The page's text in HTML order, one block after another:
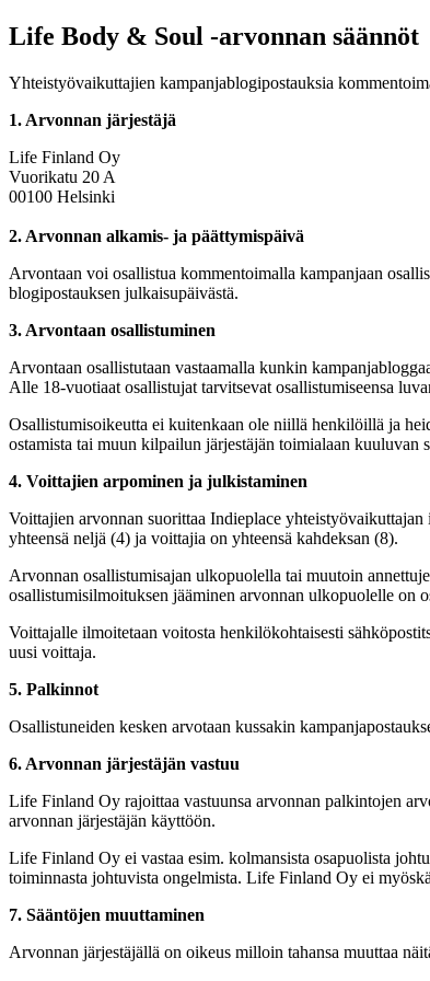
Life Body & Soul -arvonnan säännöt
Yhteistyövaikuttajien kampanjablogipostauksia
1. Arvonnan järjestäjä
Life Finland Oy
Vuorikatu 20 A
00100 Helsinki
2. Arvonnan alkamis- ja päättymispäivä
Arvontaan voi osallistua kommentoimalla kampanjaan
blogipostauksen julkaisupäivästä.
3. Arvontaan osallistuminen
Arvontaan osallistutaan vastaamalla kunkin
Alle 18-vuotiaat osallistujat tarvitsevat osallistumiseensa
Osallistumisoikeutta ei kuitenkaan ole niillä henkilöillä ja
ostamista tai muun kilpailun järjestäjän toimialaan kuuluvan
4. Voittajien arpominen ja julkistaminen
Voittajien arvonnan suorittaa Indieplace
yhteensä neljä (4) ja voittajia on yhteensä kahdeksan (8).
Arvonnan osallistumisajan ulkopuolella tai muutoin
osallistumisilmoituksen jääminen arvonnan ulkopuolelle on
Voittajalle ilmoitetaan voitosta henkilökohtaisesti
uusi voittaja.
5. Palkinnot
Osallistuneiden kesken arvotaan kussakin
6. Arvonnan järjestäjän vastuu
Life Finland Oy rajoittaa vastuunsa arvonnan palkintojen
arvonnan järjestäjän käyttöön.
Life Finland Oy ei vastaa esim. kolmansista osapuolista
toiminnasta johtuvista ongelmista. Life Finland Oy ei
7. Sääntöjen muuttaminen
Arvonnan järjestäjällä on oikeus milloin tahansa muuttaa